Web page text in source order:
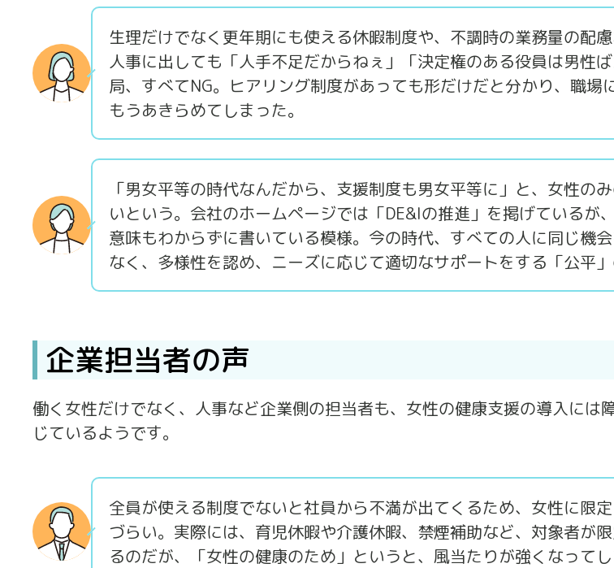
生理だけでなく更年期にも使える休暇制度や、不調時の業務量の配
人事に出しても「人手不足だからねぇ」「決定権のある役員は男性
局、すべてNG。ヒアリング制度があっても形だけだと分かり、職場
もうあきらめてしまった。
「男女平等の時代なんだから、支援制度も男女平等に」と、女性の
いという。会社のホームページでは「DE&Iの推進」を掲げているが
意味もわからずに書いている模様。今の時代、すべての人に同じ機
なく、多様性を認め、ニーズに応じて適切なサポートをする「公平」
企業担当者の声
働く女性だけでなく、人事など企業側の担当者も、女性の健康支援の導入には
じているようです。
全員が使える制度でないと社員から不満が出てくるため、女性に限
づらい。実際には、育児休暇や介護休暇、禁煙補助など、対象者が
るのだが、「女性の健康のため」というと、風当たりが強くなってし